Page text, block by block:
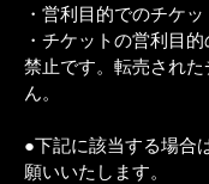
・営利目的でのチケ
・チケットの営利目
禁止です。転売され
ん。
●下記に該当する場合
願いいたします。